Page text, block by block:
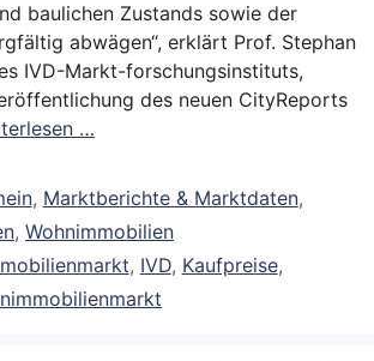
baulichen Zustands sowie der
abwägen“, erklärt Prof. Stephan
IVD-Markt-forschungsinstituts,
des neuen CityReports
…
, Marktberichte & Marktdaten,
, Wohnimmobilien
, IVD, Kaufpreise,